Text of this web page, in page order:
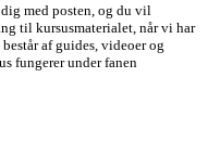
med posten, og du vil
til kursusmaterialet, når vi har
af guides, videoer og
fungerer under fanen